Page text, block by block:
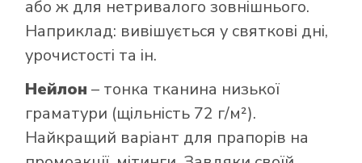
або ж для нетривалого зовнішнього.
Наприклад: вивішується у святкові дні,
урочистості та ін.
Нейлон – тонка тканина низької
граматури (щільність 72 г/м²).
Найкращий варіант для прапорів на